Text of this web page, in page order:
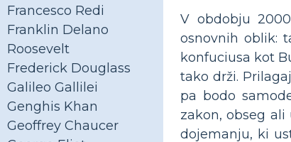
Francesco Redi
Franklin Delano
Roosevelt
Frederick Douglass
Galileo Gallilei
Genghis Khan
Geoffrey Chaucer
V obdobju
osnovnih oblik:
konfuciusa kot
tako drži.
pa bodo
zakon, obseg
dojemanju, ki